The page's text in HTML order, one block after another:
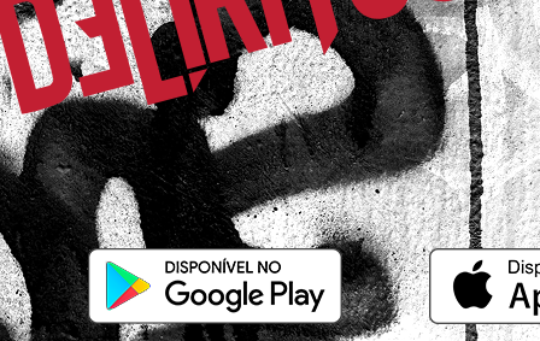
Sheila R.
Comprador Verificado
22/02/2026 às 10h18
Belford Roxo / RJ
eu amei esse vestido! Pedi M para
super certo. Visto 46 e tenho 115 de
quadril. Se quiser mais larguinho peça
tbm